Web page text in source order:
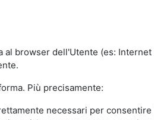
browser dell'Utente (es:
Più precisamente:
necessari per